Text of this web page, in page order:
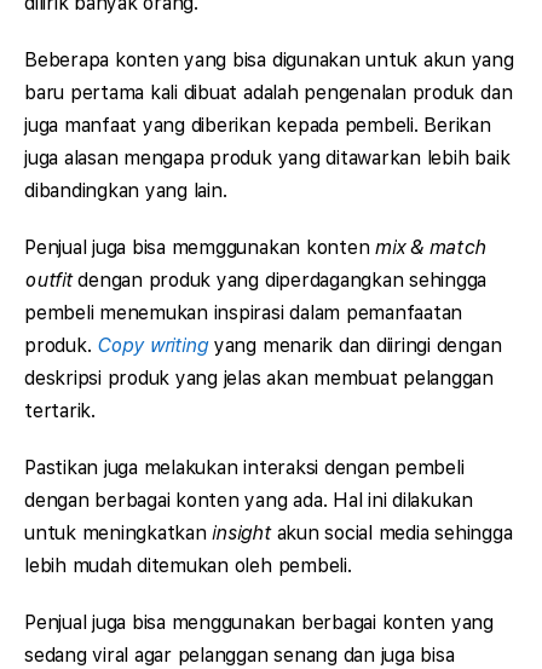
Beberapa konten yang bisa digunakan untuk akun yang
baru pertama kali dibuat adalah pengenalan produk dan
juga manfaat yang diberikan kepada pembeli. Berikan
juga alasan mengapa produk yang ditawarkan lebih baik
dibandingkan yang lain.
Penjual juga bisa memggunakan kontenmix & match
outfitdengan produk yang diperdagangkan sehingga
pembeli menemukan inspirasi dalam pemanfaatan
produk. Copy writingyang menarik dan diiringi dengan
deskripsi produk yang jelas akan membuat pelanggan
tertarik.
Pastikan juga melakukan interaksi dengan pembeli
dengan berbagai konten yang ada. Hal ini dilakukan
untuk meningkatkaninsightakun social media sehingga
lebih mudah ditemukan oleh pembeli.
Penjual juga bisa menggunakan berbagai konten yang
sedang viral agar pelanggan senang dan juga bisa